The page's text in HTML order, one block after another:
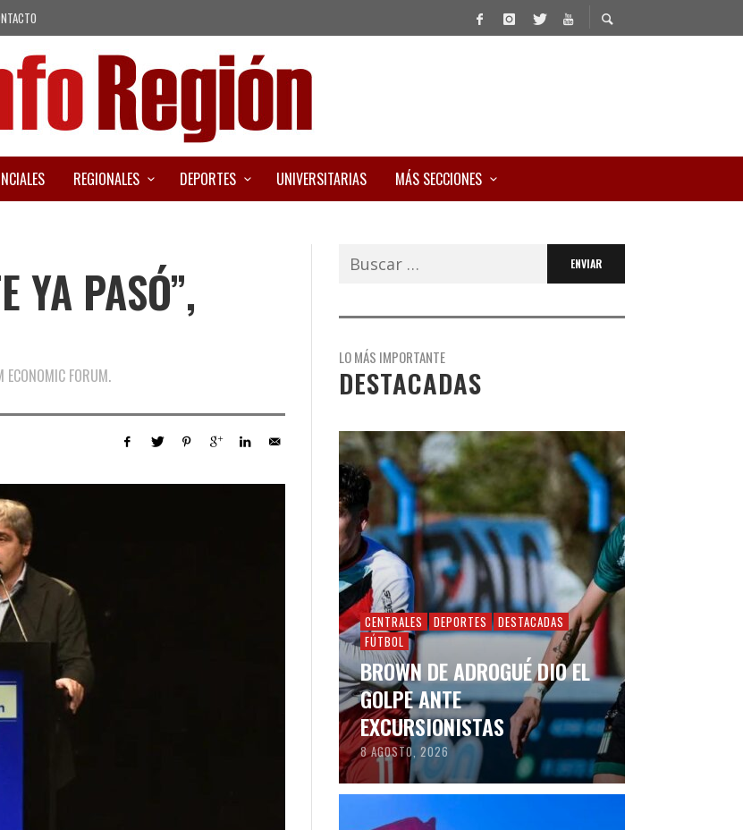
REGIONALES DEPORTES UNIVERSITARIAS MÁS SECCIONES
YA PASÓ”,
ECONOMIC FORUM.
Buscar:
LO MÁS IMPORTANTE
DESTACADAS
CENTRALES DEPORTES
DESTACADAS
FÚTBOL
BROWN DE ADROGUÉ DIO EL
GOLPE ANTE
EXCURSIONISTAS
8 AGOSTO, 2026